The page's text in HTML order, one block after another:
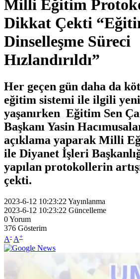
Milli Eğitim
Dikkat Çekti
Dinselleşme Süreci
Hızlandırıldı”
Her geçen gün daha da
eğitim sistemi ile ilgili
yaşanırken Eğitim Sen
Başkanı Yasin
açıklama yaparak Milli
ile Diyanet İşleri
yapılan protokollerin
çekti.
2023-6-12 10:23:22 Yayınlanma
2023-6-12 10:23:22 Güncelleme
0Yorum
376 Gösterim
A- A+